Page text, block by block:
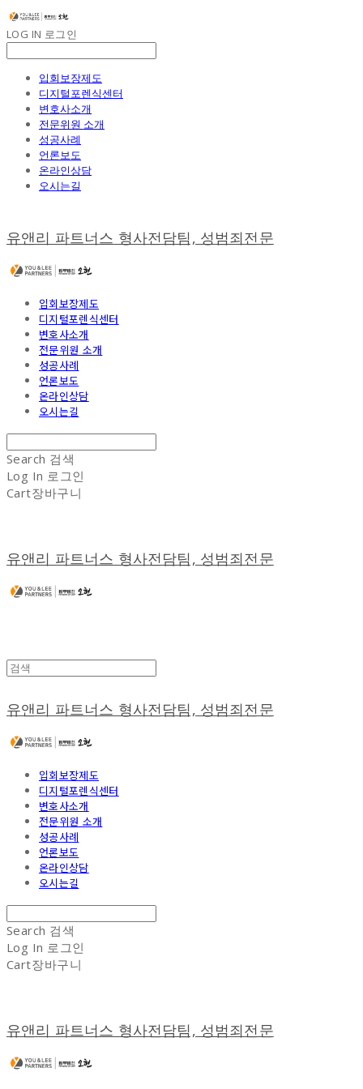
LOG IN 로그인
입회보장제도
디지털포렌식센터
변호사소개
전문위원 소개
성공사례
언론보도
온라인상담
오시는길
유앤리 파트너스 형사전담팀, 성범죄전문
입회보장제도
디지털포렌식센터
변호사소개
전문위원 소개
성공사례
언론보도
온라인상담
오시는길
Search 검색
Log In 로그인
Cart장바구니
유앤리 파트너스 형사전담팀, 성범죄전문
유앤리 파트너스 형사전담팀, 성범죄전문
입회보장제도
디지털포렌식센터
변호사소개
전문위원 소개
성공사례
언론보도
온라인상담
오시는길
Search 검색
Log In 로그인
Cart장바구니
유앤리 파트너스 형사전담팀, 성범죄전문